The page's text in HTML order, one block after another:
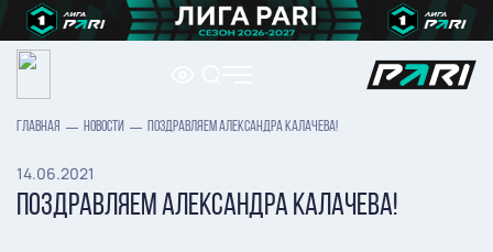
ГЛАВНАЯ НОВОСТИ ПОЗДРАВЛЯЕМ АЛЕКСАНДРА КАЛАЧЕВА!
14.06.2021
ПОЗДРАВЛЯЕМ АЛЕКСАНДРА КАЛАЧЕВА!